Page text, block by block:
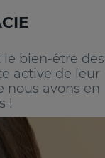
bien-être des
active de leur
nous avons en
!